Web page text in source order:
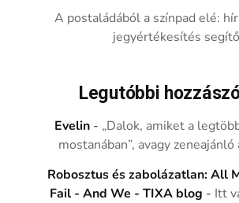
A postaládából a színpad elé:
jegyértékesítés
Legutóbbi
Evelin - „Dalok, amiket a
mostanában”, avagy
Robosztus és zabolázatlan: All
Fail - And We - TIXA blog - Itt